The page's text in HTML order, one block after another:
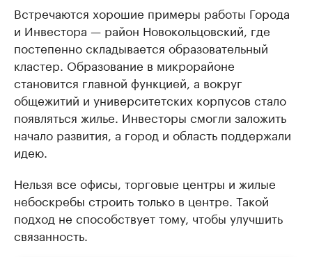
Встречаются хорошие примеры работы Города
и Инвестора — район Новокольцовский, где
постепенно складывается образовательный
кластер. Образование в микрорайоне
становится главной функцией, а вокруг
общежитий и университетских корпусов стало
появляться жилье. Инвесторы смогли заложить
начало развития, а город и область поддержали
идею.
Нельзя все офисы, торговые центры и жилые
небоскребы строить только в центре. Такой
подход не способствует тому, чтобы улучшить
связанность.